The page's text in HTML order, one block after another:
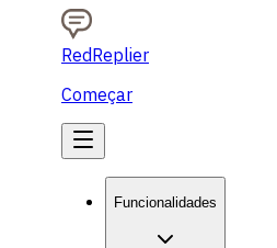
RedReplier
Começar
Funcionalidades